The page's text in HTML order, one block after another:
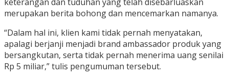
merupakan berita bohong dan mencemarkan namanya.
“Dalam hal ini, klien kami tidak pernah menyatakan,
apalagi berjanji menjadi brand ambassador produk yang
bersangkutan, serta tidak pernah menerima uang senilai
Rp 5 miliar,” tulis pengumuman tersebut.